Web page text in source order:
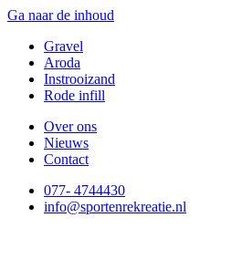
Ga naar de inhoud
Gravel
Aroda
Instrooizand
Rode infill
Over ons
Nieuws
Contact
077- 4744430
info@sportenrekreatie.nl